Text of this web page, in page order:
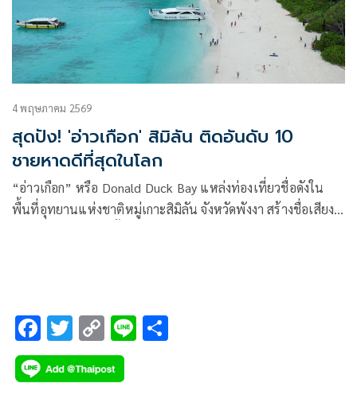
4 พฤษภาคม 2569
สุดปัง! 'อ่าวเกือก' สิมิลัน ติดอันดับ 10
ชายหาดดีที่สุดในโลก
“อ่าวเกือก” หรือ Donald Duck Bay แหล่งท่องเที่ยวชื่อดังใน
พื้นที่อุทยานแห่งชาติหมู่เกาะสิมิลัน จังหวัดพังงา สร้างชื่อเสียง
F
ac
e
T
wi
tt
C
o
p
Li